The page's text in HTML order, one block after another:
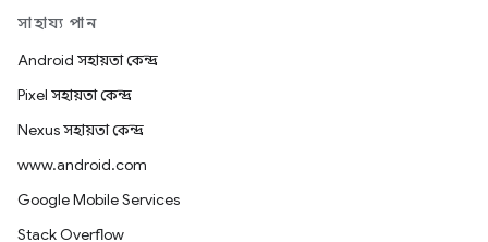
সাহায্য পান
Android সহায়তা কেন্দ্র
Pixel সহায়তা কেন্দ্র
Nexus সহায়তা কেন্দ্র
www.android.com
Google Mobile Services
Stack Overflow